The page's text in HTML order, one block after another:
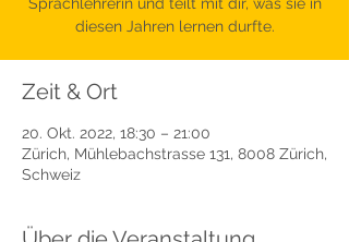
diesen Jahren lernen durfte.
Zeit & Ort
20. Okt. 2022, 18:30 – 21:00
Zürich, Mühlebachstrasse 131, 8008 Zürich,
Schweiz